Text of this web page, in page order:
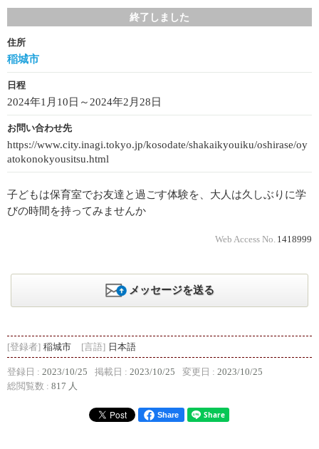
終了しました
住所
稲城市
日程
2024年1月10日～2024年2月28日
お問い合わせ先
https://www.city.inagi.tokyo.jp/kosodate/shakaikyouiku/oshirase/oy
atokonokyousitsu.html
子どもは保育室でお友達と過ごす体験を、大人は久しぶりに学
びの時間を持ってみませんか
Web Access No. 1418999
メッセージを送る
[登録者] 稲城市 [言語] 日本語
登録日 : 2023/10/25 掲載日 : 2023/10/25 変更日 : 2023/10/25
総閲覧数 : 817 人
Share